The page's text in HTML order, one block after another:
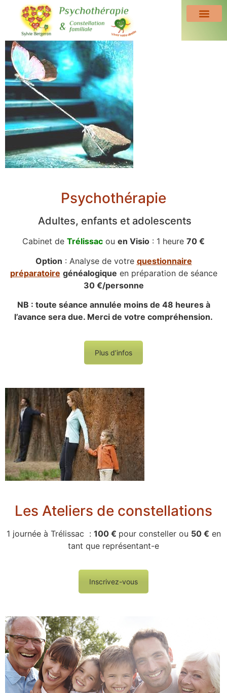
Psychothérapie
Adultes, enfants et adolescents
Cabinet de Trélissac ou en Visio : 1 heure 70 €
Option : Analyse de votre questionnaire
préparatoire généalogique en préparation de séance
30 €/personne
NB : toute séance annulée moins de 48 heures à
l’avance sera due. Merci de votre compréhension.
Plus d’infos
Les Ateliers de constellations
1 journée à Trélissac : 100 € pour consteller ou 50 € en
tant que représentant-e
Inscrivez-vous